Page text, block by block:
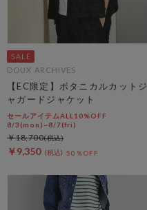
DOUX ARCHIVES
【EC限定】ボタニカルカットジ
ャガードジャケット
セールアイテムALL10%OFF
8/3(mon)~8/7(fri)
￥9,350 50％OFF
￥18,700